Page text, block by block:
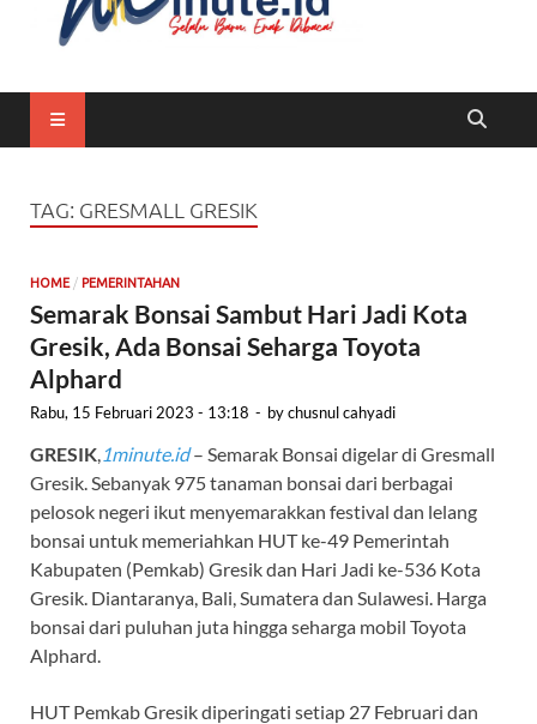
TAG: GRESMALL GRESIK
HOME / PEMERINTAHAN
Semarak Bonsai Sambut Hari Jadi Kota
Gresik, Ada Bonsai Seharga Toyota
Alphard
Rabu, 15 Februari 2023 - 13:18 - bychusnul cahyadi
GRESIK 1minute.id– Semarak Bonsai digelar di Gresmall
Gresik. Sebanyak 975 tanaman bonsai dari berbagai
pelosok negeri ikut menyemarakkan festival dan lelang
bonsai untuk memeriahkan HUT ke-49 Pemerintah
Kabupaten (Pemkab) Gresik dan Hari Jadi ke-536 Kota
Gresik. Diantaranya, Bali, Sumatera dan Sulawesi. Harga
bonsai dari puluhan juta hingga seharga mobil Toyota
Alphard.
HUT Pemkab Gresik diperingati setiap 27 Februari dan